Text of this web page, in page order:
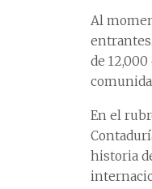
Al
de
En el
historia